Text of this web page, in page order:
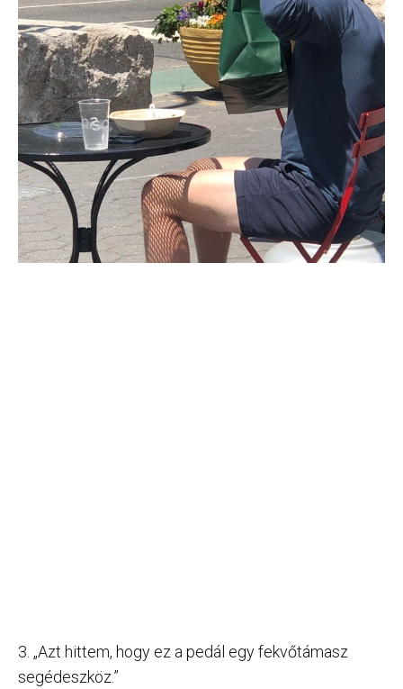
3. „Azt hittem, hogy ez a pedál egy fekvőtámasz
segédeszköz.”